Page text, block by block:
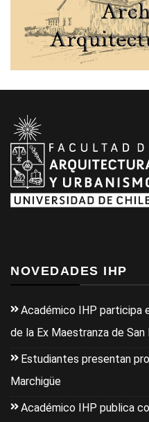
NOVEDADES IHP
Académico IHP participa
de la Ex Maestranza de San
Estudiantes presentan
Marchigüe
Académico IHP publica